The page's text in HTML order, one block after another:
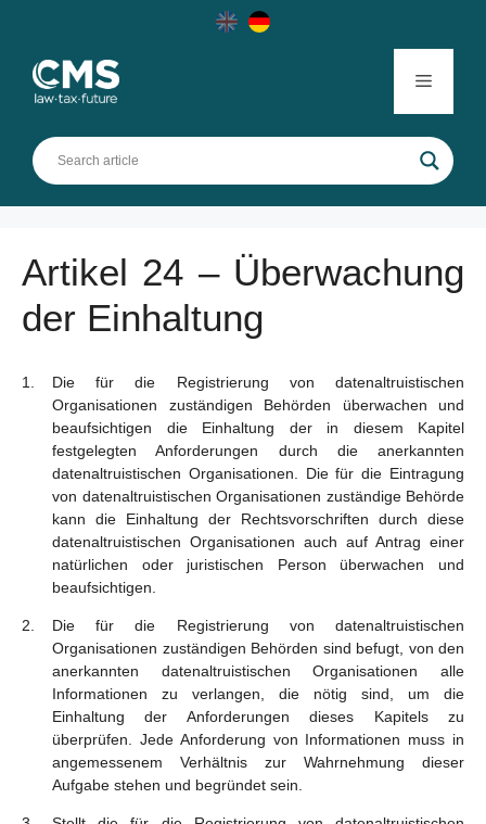
Menu
Artikel 24 – Überwachung
der Einhaltung
Die für die Registrierung von datenaltruistischen
Organisationen zuständigen Behörden überwachen und
beaufsichtigen die Einhaltung der in diesem Kapitel
festgelegten Anforderungen durch die anerkannten
datenaltruistischen Organisationen. Die für die Eintragung
von datenaltruistischen Organisationen zuständige Behörde
kann die Einhaltung der Rechtsvorschriften durch diese
datenaltruistischen Organisationen auch auf Antrag einer
natürlichen oder juristischen Person überwachen und
beaufsichtigen.
Die für die Registrierung von datenaltruistischen
Organisationen zuständigen Behörden sind befugt, von den
anerkannten datenaltruistischen Organisationen alle
Informationen zu verlangen, die nötig sind, um die
Einhaltung der Anforderungen dieses Kapitels zu
überprüfen. Jede Anforderung von Informationen muss in
angemessenem Verhältnis zur Wahrnehmung dieser
Aufgabe stehen und begründet sein.